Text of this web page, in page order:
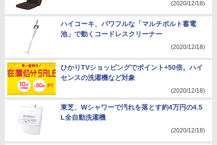
(2020/12/18)
ハイコーキ、パワフルな「マルチボルト蓄電
池」で動くコードレスクリーナー
(2020/12/18)
ひかりTVショッピングでポイント+50倍。ハイ
センスの洗濯機など対象
(2020/12/18)
東芝、Wシャワーで汚れを落とす約4万円の4.5
L全自動洗濯機
(2020/12/18)